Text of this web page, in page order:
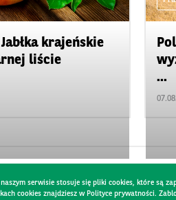
krajeńskie
liście
...
serwisie stosuje się pliki cookies, które są
cookies znajdziesz w Polityce prywatności.